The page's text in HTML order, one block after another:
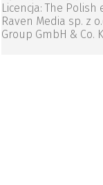
Licencja: The
Raven Media sp. z
Group GmbH & Co.